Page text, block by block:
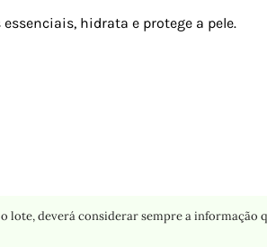
hidrata e protege a pele.
deverá considerar sempre a informação